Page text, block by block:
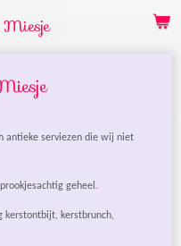
Miesje
antieke serviezen die wij niet
geheel.
kerstontbijt, kerstbrunch,